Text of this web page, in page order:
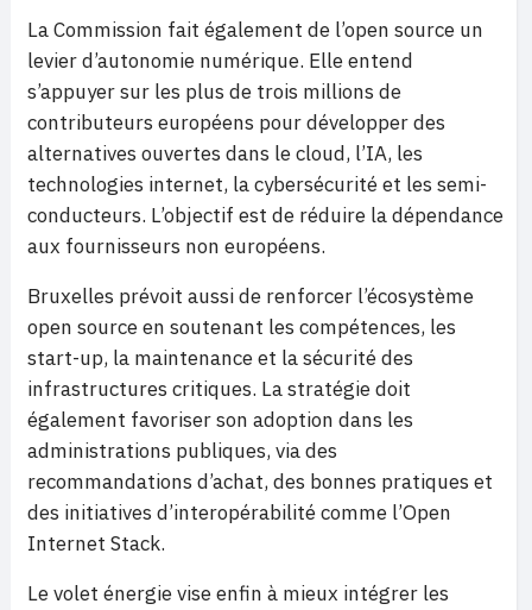
La Commission fait également de l’open source un
levier d’autonomie numérique. Elle entend
s’appuyer sur les plus de trois millions de
contributeurs européens pour développer des
alternatives ouvertes dans le cloud, l’IA, les
technologies internet, la cybersécurité et les semi-
conducteurs. L’objectif est de réduire la dépendance
aux fournisseurs non européens.
Bruxelles prévoit aussi de renforcer l’écosystème
open source en soutenant les compétences, les
start-up, la maintenance et la sécurité des
infrastructures critiques. La stratégie doit
également favoriser son adoption dans les
administrations publiques, via des
recommandations d’achat, des bonnes pratiques et
des initiatives d’interopérabilité comme l’Open
Internet Stack.
Le volet énergie vise enfin à mieux intégrer les